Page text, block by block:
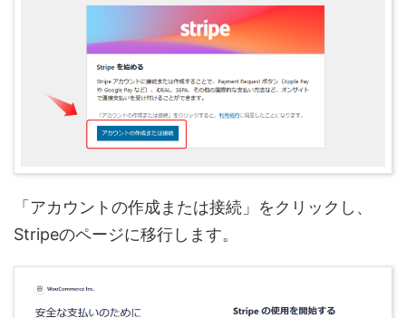
「アカウントの作成または接続」をクリックし、
Stripeのページに移行します。